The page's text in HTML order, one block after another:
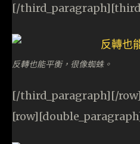
[/
反轉也能平衡，很像蜘蛛。
[/third_paragraph][/row]